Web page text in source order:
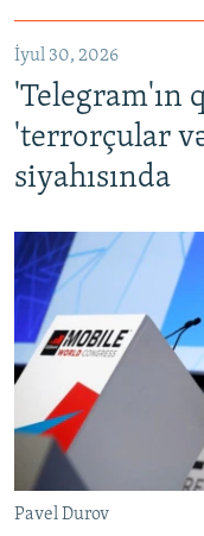
İyul 30, 2026
'Telegram'ın
'terrorçular
siyahısında
Pavel Durov